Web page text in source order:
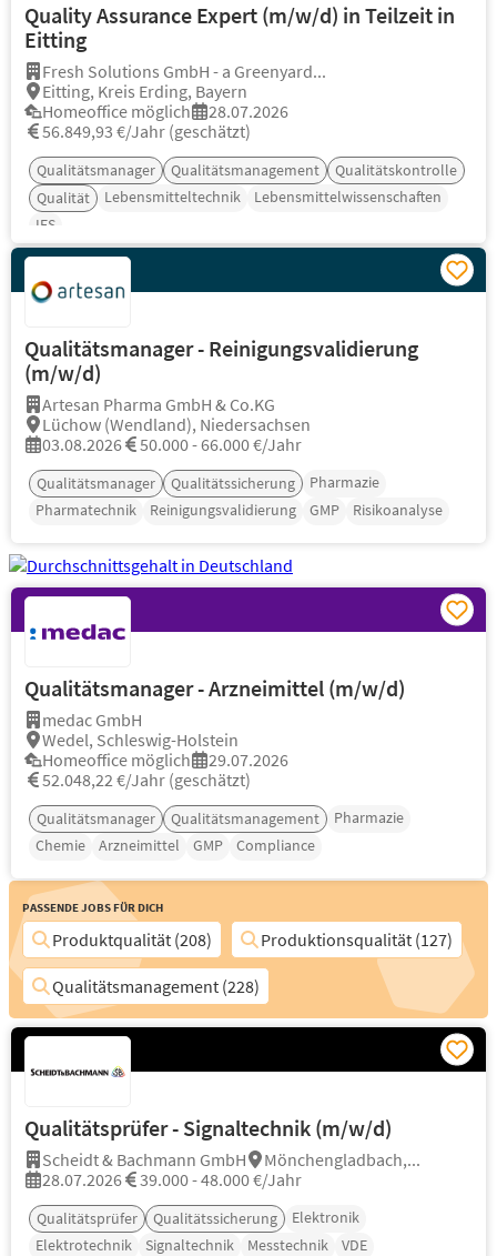
Quality Assurance Expert (m/w/d) in Teilzeit in
Eitting
Fresh Solutions GmbH - a Greenyard...
Eitting, Kreis Erding, Bayern
Homeoffice möglich
28.07.2026
56.849,93 €/Jahr (geschätzt)
Qualitätsmanager Qualitätsmanagement
Qualitätskontrolle
Qualität
Lebensmitteltechnik
Lebensmittelwissenschaften
IFS
Qualitätsmanager - Reinigungsvalidierung
(m/w/d)
Artesan Pharma GmbH & Co.KG
Lüchow (Wendland), Niedersachsen
03.08.2026
50.000 - 66.000 €/Jahr
Qualitätsmanager Qualitätssicherung
Pharmazie
Pharmatechnik
Reinigungsvalidierung GMP Risikoanalyse
Qualitätsmanager - Arzneimittel (m/w/d)
medac GmbH
Wedel, Schleswig-Holstein
Homeoffice möglich
29.07.2026
52.048,22 €/Jahr (geschätzt)
Qualitätsmanager Qualitätsmanagement
Pharmazie
Chemie
Arzneimittel GMP Compliance
Passende Jobs für Dich
Produktqualität (208)
Produktionsqualität (127)
Qualitätsmanagement (228)
Qualitätsprüfer - Signaltechnik (m/w/d)
Scheidt & Bachmann GmbH
Mönchengladbach,...
28.07.2026
39.000 - 48.000 €/Jahr
Qualitätsprüfer Qualitätssicherung
Elektronik
Elektrotechnik
Signaltechnik Messtechnik VDE